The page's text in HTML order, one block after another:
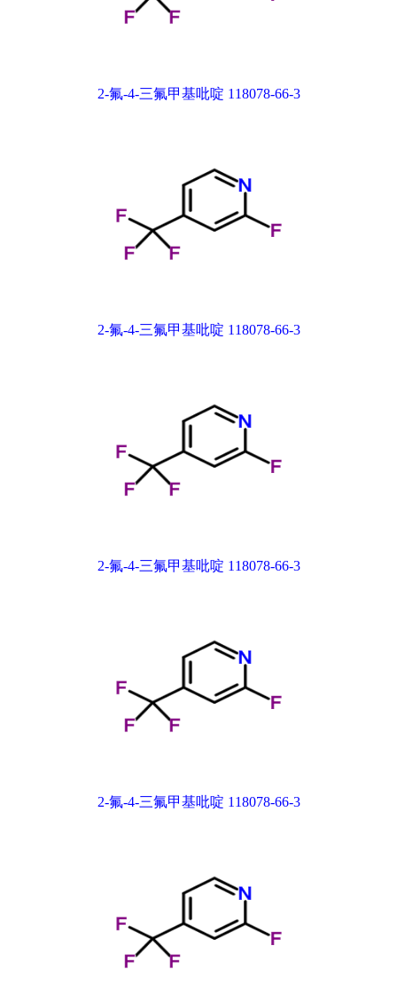
2-氟-4-三氟甲基吡啶 118078-66-3
2-氟-4-三氟甲基吡啶 118078-66-3
2-氟-4-三氟甲基吡啶 118078-66-3
2-氟-4-三氟甲基吡啶 118078-66-3